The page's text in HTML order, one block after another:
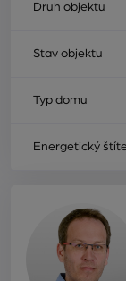
Druh objektu
Stav objektu
Typ domu
Energetický